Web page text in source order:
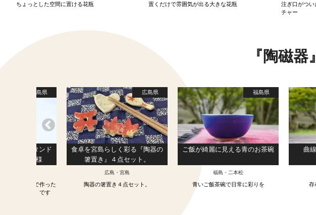
ちょっとした空間に置ける花瓶 置くだけで雰囲気が出る大きな花瓶
注ぎ口がつい
チャー
『陶磁
福島県
スマホスタンド
ー」ぶな仕様
の天然木」で作った
スピーカー」です
広島県
食卓を宮島らしく彩る『陶器の
箸置き』４点セット。
広島・宮島
陶器の箸置き４点セット。
福島県
ご飯が綺麗に見える青のお茶碗
福島・二本松
青いご飯茶碗で日常に彩りを
曲
存